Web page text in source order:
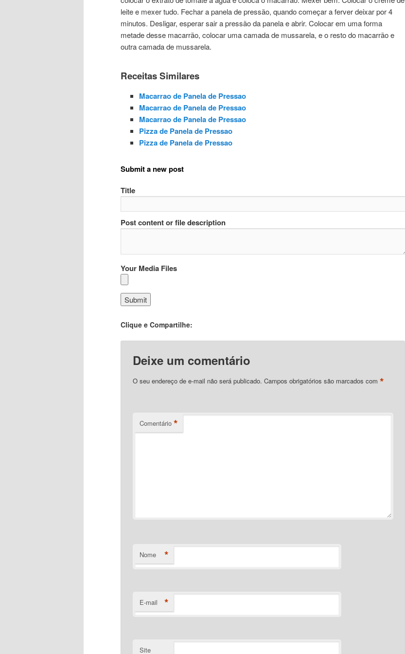
leite e mexer tudo. Fechar a panela de pressão, quando começar a ferver deixar por 4
minutos. Desligar, esperar sair a pressão da panela e abrir. Colocar em uma forma
metade desse macarrão, colocar uma camada de mussarela, e o resto do macarrão e
outra camada de mussarela.
Receitas Similares
Macarrao de Panela de Pressao
Macarrao de Panela de Pressao
Macarrao de Panela de Pressao
Pizza de Panela de Pressao
Pizza de Panela de Pressao
Submit a new post
Title
Post content or file description
Your Media Files
Clique e Compartilhe:
Deixe um comentário
O seu endereço de e-mail não será publicado. Campos obrigatórios são marcados com*
Comentário *
Nome *
E-mail *
Site